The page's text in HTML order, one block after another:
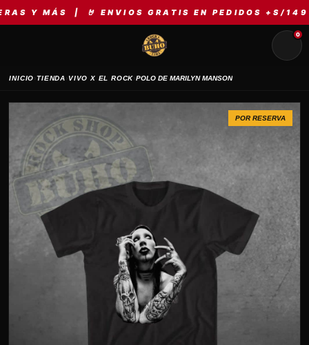
| 🤘 ENVIOS GRATIS EN PEDIDOS +S/149 | ⚡
0
INICIO›TIENDA›VIVO X EL ROCK›POLO DE MARILYN MANSON
POR RESERVA